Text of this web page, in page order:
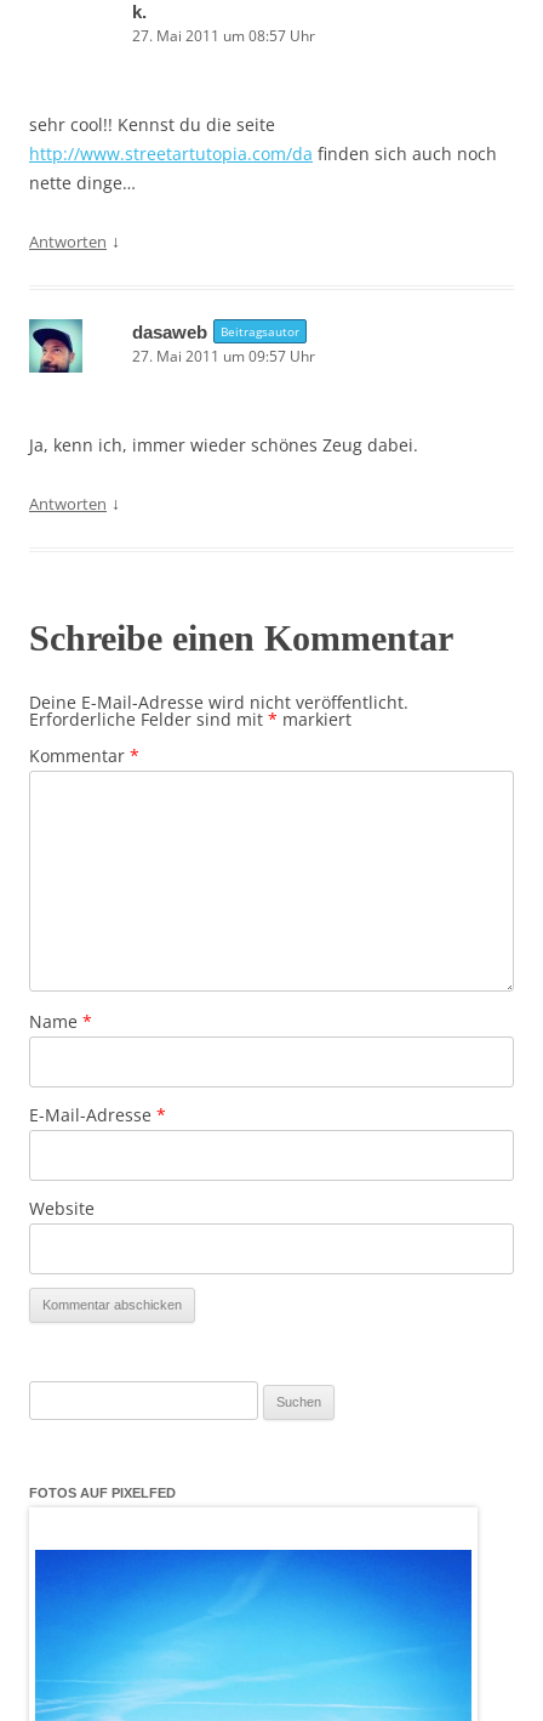
k.
27. Mai 2011 um 08:57 Uhr
sehr cool!! Kennst du die seite
http://www.streetartutopia.com/da finden sich auch noch
nette dinge…
Antworten ↓
dasaweb Beitragsautor
27. Mai 2011 um 09:57 Uhr
Ja, kenn ich, immer wieder schönes Zeug dabei.
Antworten ↓
Schreibe einen Kommentar
Deine E-Mail-Adresse wird nicht veröffentlicht.
Erforderliche Felder sind mit * markiert
Kommentar *
Name *
E-Mail-Adresse *
Website
nach:
FOTOS AUF PIXELFED